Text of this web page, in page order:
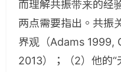
而理解共振带来的经
两点需要指出。共振
界观（Adams 1999,
2013）；（2）他的“